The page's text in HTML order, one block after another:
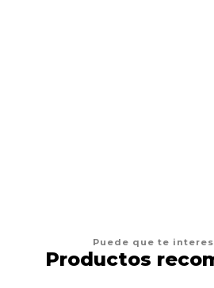
Puede que te
Productos